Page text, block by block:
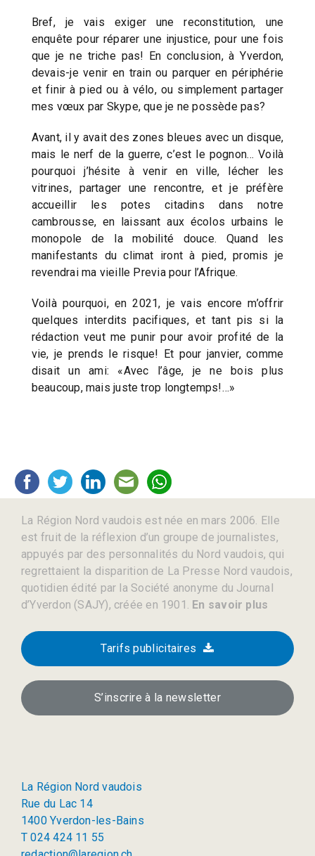
Bref, je vais exiger une reconstitution, une
enquête pour réparer une injustice, pour une fois
que je ne triche pas! En conclusion, à Yverdon,
devais-je venir en train ou parquer en périphérie
et finir à pied ou à vélo, ou simplement partager
mes vœux par Skype, que je ne possède pas?
Avant, il y avait des zones bleues avec un disque,
mais le nerf de la guerre, c’est le pognon… Voilà
pourquoi j’hésite à venir en ville, lécher les
vitrines, partager une rencontre, et je préfère
accueillir les potes citadins dans notre
cambrousse, en laissant aux écolos urbains le
monopole de la mobilité douce. Quand les
manifestants du climat iront à pied, promis je
revendrai ma vieille Previa pour l’Afrique.
Voilà pourquoi, en 2021, je vais encore m’offrir
quelques interdits pacifiques, et tant pis si la
rédaction veut me punir pour avoir profité de la
vie, je prends le risque! Et pour janvier, comme
disait un ami: «Avec l’âge, je ne bois plus
beaucoup, mais juste trop longtemps!…»
La Région Nord vaudois est née en mars 2006. Elle
est fruit de la réflexion d’un groupe de journalistes,
appuyés par des personnalités du Nord vaudois, qui
regrettaient la disparition de La Presse Nord vaudois,
quotidien édité par la Société anonyme du Journal
d’Yverdon (SAJY), créée en 1901. En savoir plus
Tarifs publicitaires
S’inscrire à la newsletter
La Région Nord vaudois
Rue du Lac 14
1400 Yverdon-les-Bains
T 024 424 11 55